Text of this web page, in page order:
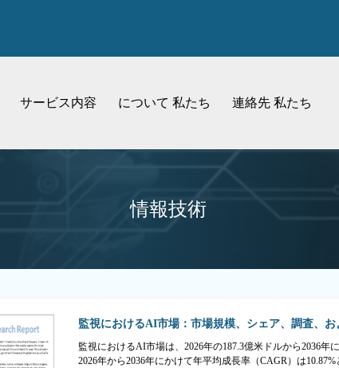
サービス内容 について 私たち 連絡先 私たち
情報技術
監視におけるAI市場：市場規模、シェア、調査、お
監視におけるAI市場は、2026年の187.3億米ドルから2036
2026年から2036年にかけて年平均成長率（CAGR）は